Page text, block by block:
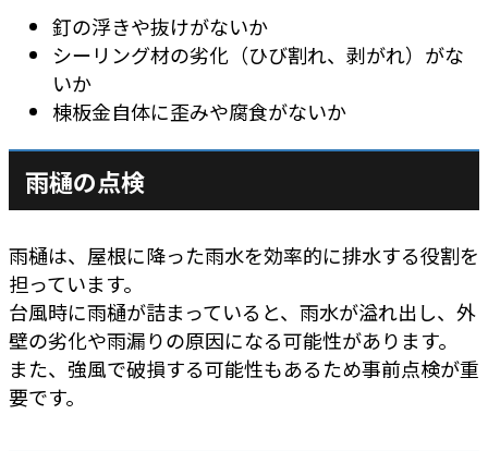
釘の浮きや抜けがないか
シーリング材の劣化（ひび割れ、剥がれ）がな
いか
棟板金自体に歪みや腐食がないか
雨樋の点検
雨樋は、屋根に降った雨水を効率的に排水する役割を
担っています。
台風時に雨樋が詰まっていると、雨水が溢れ出し、外
壁の劣化や雨漏りの原因になる可能性があります。
また、強風で破損する可能性もあるため事前点検が重
要です。